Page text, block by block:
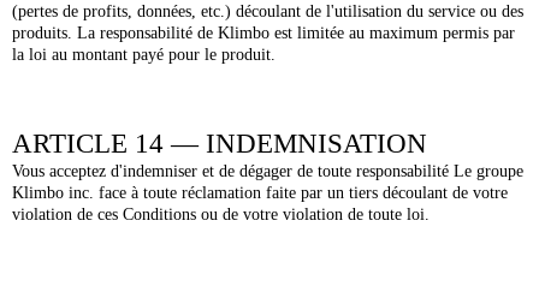
(pertes de profits, données, etc.) découlant de l'utilisation du service ou des
produits. La responsabilité de Klimbo est limitée au maximum permis par
la loi au montant payé pour le produit.
ARTICLE 14 — INDEMNISATION
Vous acceptez d'indemniser et de dégager de toute responsabilité Le groupe
Klimbo inc. face à toute réclamation faite par un tiers découlant de votre
violation de ces Conditions ou de votre violation de toute loi.